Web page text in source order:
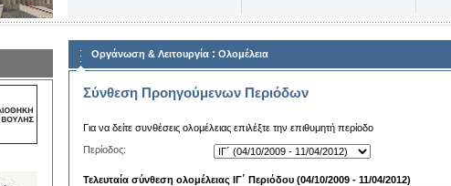
Οργάνωση & Λειτουργία : Ολομέλεια
Σύνθεση Προηγούμενων Περιόδων
Για να δείτε συνθέσεις ολομέλειας επιλέξτε την επιθυμητή περίοδο
Περίοδος:
Τελευταία σύνθεση ολομέλειας ΙΓ΄ Περιόδου (04/10/2009 - 11/04/2012)